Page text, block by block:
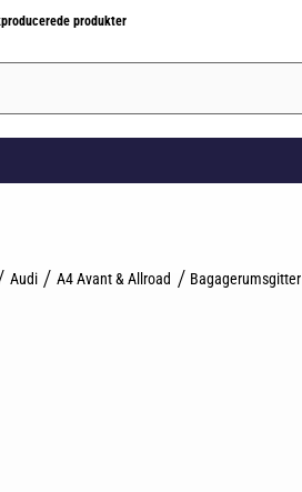
produkter
Audi A4 Avant & Allroad Bagagerumsgitter